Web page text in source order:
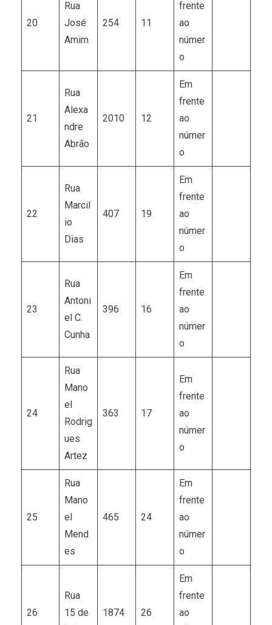
20
Rua
José
Amim
254 11
frente
ao
númer
o
21
Rua
Alexa
ndre
Abrão
2010 12
Em
frente
ao
númer
o
22
Rua
Marcil
io
Dias
407 19
Em
frente
ao
númer
o
23
Rua
Antoni
el C.
Cunha
396 16
Em
frente
ao
númer
o
24
Rua
Mano
el
Rodrig
ues
Artez
363 17
Em
frente
ao
númer
o
25
Rua
Mano
el
Mend
es
465 24
Em
frente
ao
númer
o
26
Rua
15 de
1874 26
Em
frente
ao